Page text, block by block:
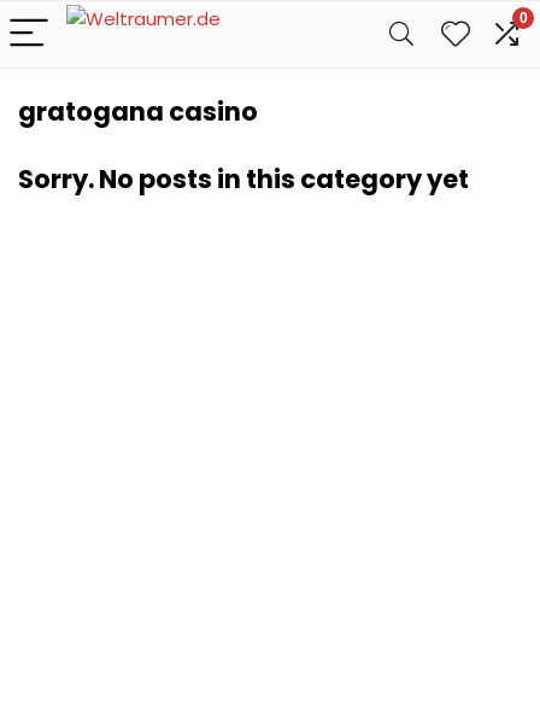
0
gratogana casino
Sorry. No posts in this category yet